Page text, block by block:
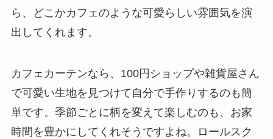
ら、どこかカフェのような可愛らしい雰囲気を演
出してくれます。
カフェカーテンなら、100円ショップや雑貨屋さん
で可愛い生地を見つけて自分で手作りするのも簡
単です。季節ごとに柄を変えて楽しむのも、お家
時間を豊かにしてくれそうですよね。ロールスク